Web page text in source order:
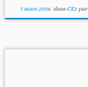
7 mars 2026dans CE2 par